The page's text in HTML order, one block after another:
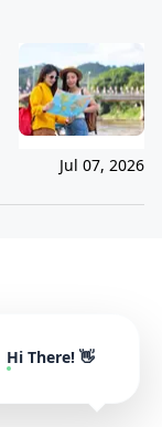
Jul 07, 2026
Hi There! 👋